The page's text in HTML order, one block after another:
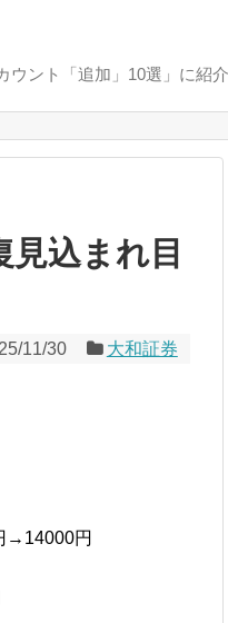
ント「追加」10選」に紹
込まれ目
11/30 大和証券
→14000円